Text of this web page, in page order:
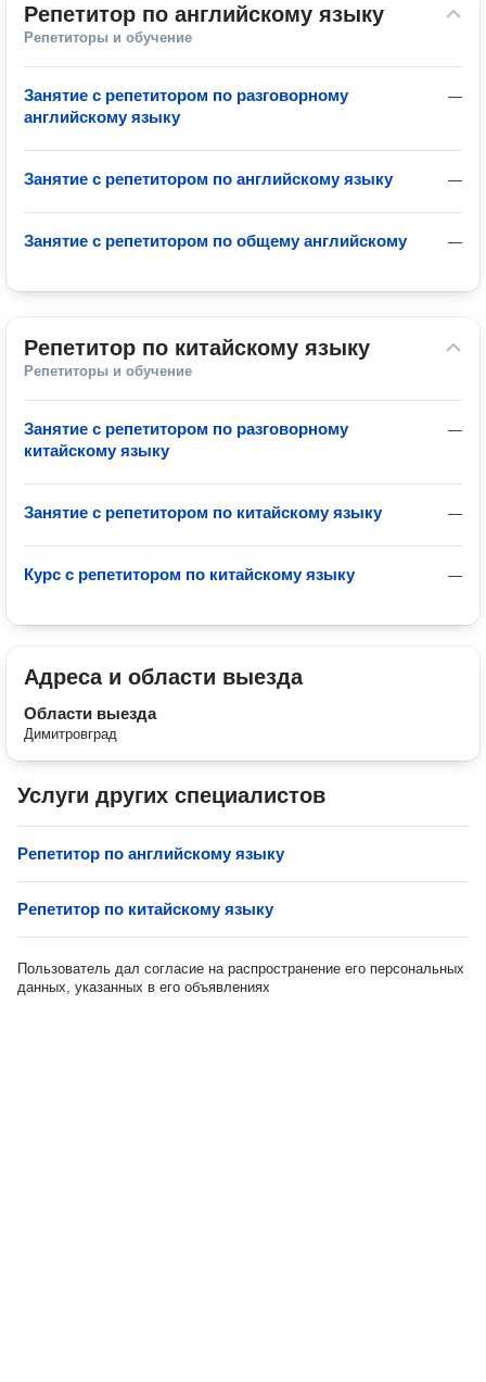
Репетитор по английскому языку
Репетиторы и обучение
—
Занятие с репетитором по разговорному
английскому языку
—
Занятие с репетитором по английскому языку
—
Занятие с репетитором по общему английскому
Репетитор по китайскому языку
Репетиторы и обучение
—
Занятие с репетитором по разговорному
китайскому языку
—
Занятие с репетитором по китайскому языку
—
Курс с репетитором по китайскому языку
Адреса и области выезда
Области выезда
Димитровград
Услуги других специалистов
Репетитор по английскому языку
Репетитор по китайскому языку
Пользователь дал согласие на распространение его персональных
данных, указанных в его объявлениях